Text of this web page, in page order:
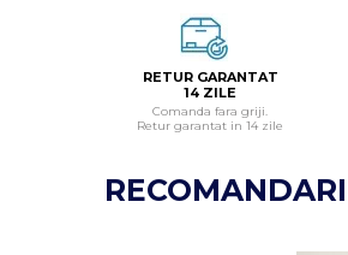
RETUR GARANTAT
14 ZILE
Comanda fara griji.
Retur garantat in 14 zile
RECOMANDARI